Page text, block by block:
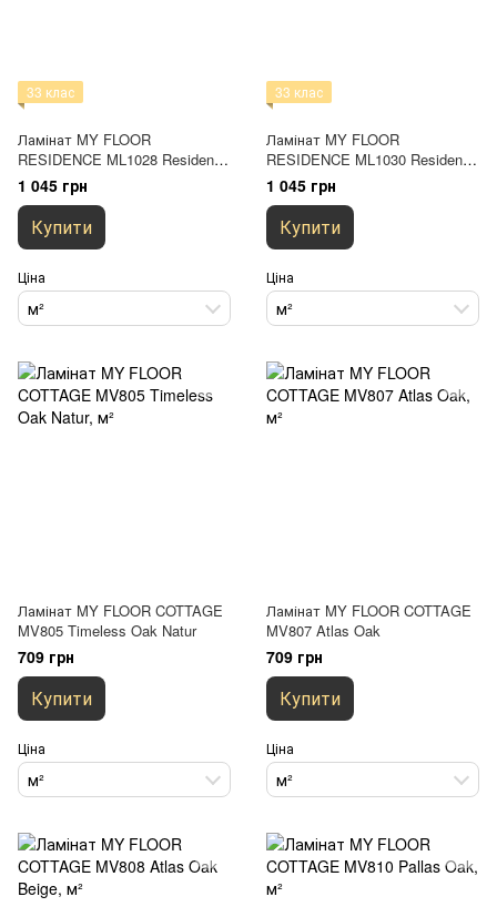
33 клас
Ламінат MY FLOOR
RESIDENCE ML1028 Residence
Oak Brown
1 045 грн
Купити
Ціна
м²
33 клас
Ламінат MY FLOOR
RESIDENCE ML1030 Residence
Oak Beige
1 045 грн
Купити
Ціна
м²
Ламінат MY FLOOR COTTAGE
MV805 Timeless Oak Natur
709 грн
Купити
Ціна
м²
Ламінат MY FLOOR COTTAGE
MV807 Atlas Oak
709 грн
Купити
Ціна
м²